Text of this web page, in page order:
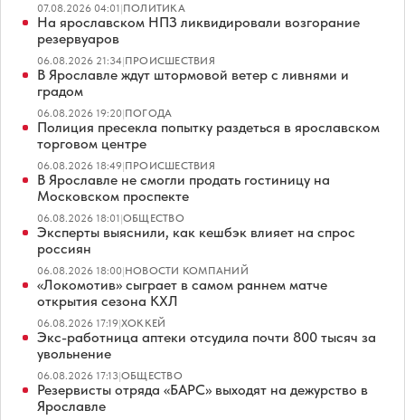
07.08.2026 04:01|ПОЛИТИКА
На ярославском НПЗ ликвидировали возгорание
резервуаров
06.08.2026 21:34|ПРОИСШЕСТВИЯ
В Ярославле ждут штормовой ветер с ливнями и
градом
06.08.2026 19:20|ПОГОДА
Полиция пресекла попытку раздеться в ярославском
торговом центре
06.08.2026 18:49|ПРОИСШЕСТВИЯ
В Ярославле не смогли продать гостиницу на
Московском проспекте
06.08.2026 18:01|ОБЩЕСТВО
Эксперты выяснили, как кешбэк влияет на спрос
россиян
06.08.2026 18:00|НОВОСТИ КОМПАНИЙ
«Локомотив» сыграет в самом раннем матче
открытия сезона КХЛ
06.08.2026 17:19|ХОККЕЙ
Экс-работница аптеки отсудила почти 800 тысяч за
увольнение
06.08.2026 17:13|ОБЩЕСТВО
Резервисты отряда «БАРС» выходят на дежурство в
Ярославле